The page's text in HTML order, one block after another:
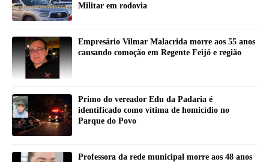
Militar em rodovia
Empresário Vilmar Malacrida morre aos 55 anos
causando comoção em Regente Feijó e região
Primo do vereador Edu da Padaria é
identificado como vítima de homicídio no
Parque do Povo
Professora da rede municipal morre aos 48 anos